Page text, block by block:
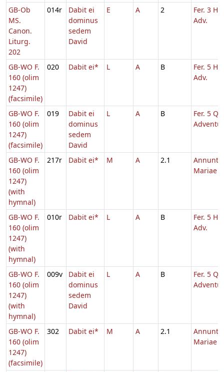
GB-Ob
MS.
Canon.
Liturg.
202
014r
Dabit ei
dominus
sedem
David
E A 2
Fer. 3
Adv.
GB-WO F.
160 (olim
1247)
(facsimile)
020 Dabit ei* L A B
Fer. 5
Adv.
GB-WO F.
160 (olim
1247)
(facsimile)
019
Dabit ei
dominus
sedem
David
L A B
Fer. 5
GB-WO F.
160 (olim
1247)
(with
hymnal)
217r Dabit ei* M A 2.1
Mariae
GB-WO F.
160 (olim
1247)
(with
hymnal)
010r Dabit ei* L A B
Fer. 5
Adv.
GB-WO F.
160 (olim
1247)
(with
hymnal)
009v
Dabit ei
dominus
sedem
David
L A B
Fer. 5
GB-WO F.
160 (olim
1247)
(facsimile)
302 Dabit ei* M A 2.1
Mariae